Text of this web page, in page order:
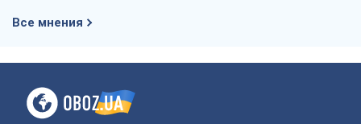
Все мнения